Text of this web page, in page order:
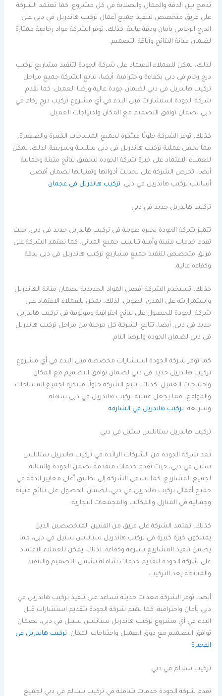
تدمج بين الدقة والجمال والصلابة في كل مشروع. كما تعتمد الشركة
على فريق متخصص لتنفيذ جميع أعمال تركيب هاندريل في دبي على
الدرج الرخامي بأمان ودقة عالية. كذلك، توفر الشركة مواد رخامية ممتازة
لضمان متانة النتائج وأناقة التصميم.
لذلك، يمكن للعملاء الاعتماد على شركة الجودة لتنفيذ مشاريع تركيب
درج رخام في دبي بكفاءة واحترافية. أيضا، تتابع الشركة جميع مراحل
تركيب هاندريل في دبي لضمان جودة عالية ورضا العميل. كما تقدم
شركة الجودة استشارات قبل البدء في أي مشروع تركيب درج رخام في
دبي لضمان توافق التصميم مع المكان واحتياجات العميل.
كذلك، توفر الشركة حلولًا مبتكرة لجميع المساحات الكبيرة والصغيرة،
مما يجعل عملية تركيب هاندريل في دبي سلسة وسريعة. لذلك، يمكن
للعملاء الاعتماد على خبرة شركة الجودة لتحقيق نتائج متينة وجمالية.
أيضا، تحرص الشركة على تحديث أدواتها وتقنياتها لضمان أفضل
أساليب تركيب هاندريل في دبي. تركيب هاندريل في عجمان
تركيب هاندريل حديد في دبي
تتميز شركة الجودة بخبرة طويلة في تركيب هاندريل حديد في دبي، حيث
تقدم خدمات متينة وآمنة تناسب جميع المباني. كما تعتمد الشركة على
فريق متخصص لتنفيذ جميع مشاريع تركيب هاندريل في دبي بدقة
وكفاءة عالية.
كذلك، تستخدم الشركة أفضل المواد الحديدية لضمان متانة الهاندريل
واستمراريته على المدى الطويل. لذلك، يمكن للعملاء الاعتماد على
شركة الجودة للحصول على نتائج احترافية وموثوقة في تركيب هاندريل
حديد في دبي. أيضا، تتابع الشركة كل مرحلة من مراحل تركيب هاندريل
في دبي لضمان الجودة والرضا التام.
كما توفر شركة الجودة استشارات مخصصة قبل البدء في أي مشروع
تركيب هاندريل حديد في دبي لضمان توافق التصميم مع المكان
واحتياجات العميل. كذلك، تتيح الشركة حلولًا مبتكرة لجميع المساحات
والمواقع، مما يجعل عملية تركيب هاندريل في دبي سهلة
وسريعة. تركيب هاندريل في الشارقة
تركيب هاندريل ستانلس ستيل في دبي
تعد شركة الجودة من الشركات الرائدة في تركيب هاندريل ستانلس
ستيل في دبي، حيث تقدم خدمات متقدمة تضمن الجودة والمتانة
لجميع المشاريع. كما تسعى الشركة إلى تطبيق أعلى معايير الدقة في
جميع أعمال تركيب هاندريل في دبي، لضمان الحصول على نتائج متينة
وجمالية في المنازل والمكاتب والمجمعات التجارية.
كذلك، تعتمد الشركة على فريق من الفنيين المتخصصين الذين
يمتلكون خبرة كبيرة في تركيب هاندريل ستانلس ستيل في دبي، مما
يضمن تنفيذ المشاريع بسرعة وكفاءة. لذلك، يمكن للعملاء الاعتماد
على شركة الجودة لتقديم خدمات شاملة تشمل التصميم والتنفيذ
والمتابعة بعد التركيب.
أيضا، توفر الشركة معدات حديثة تساعد على تنفيذ تركيب هاندريل في
دبي بأمان واحترافية. كما تهتم شركة الجودة بتقديم استشارات قبل
البدء في أي مشروع تركيب هاندريل ستانلس ستيل في دبي، لضمان
توافق التصميم مع ذوق العميل واحتياجات المكان. تركيب هاندريل في
الفجيرة
تركيب سلالم في دبي
تقدم شركة الجودة خدمات شاملة في تركيب سلالم في دبي لجميع